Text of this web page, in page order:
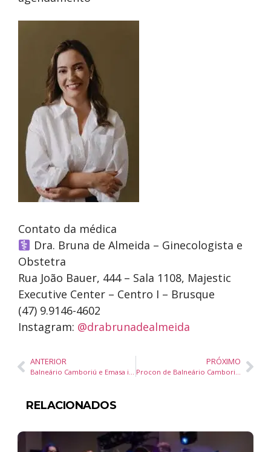
Contato da médica
Dra. Bruna de Almeida – Ginecologista e
Obstetra
Rua João Bauer, 444 – Sala 1108, Majestic
Executive Center – Centro I – Brusque
(47) 9.9146-4602
Instagram: @drabrunadealmeida
ANTERIOR
Balneário Camboriú e Emasa implantam plataforma digital integrada para modernizar a gestão pública
PRÓXIMO
Procon de Balneário Camboriú aponta variação de até 1027% na cesta básica de agosto
RELACIONADOS